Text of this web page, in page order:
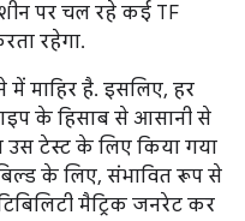
पर चल रहे कई TF
रहेगा.
माहिर है. इसलिए, हर
के हिसाब से आसानी से
टेस्ट के लिए किया गया
के लिए, संभावित रूप से
मैट्रिक जनरेट कर